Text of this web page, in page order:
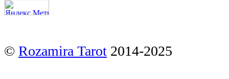
© Rozamira Tarot 2014-2025